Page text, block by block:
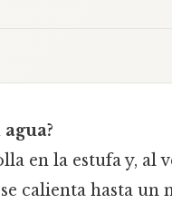
en la estufa y,
calienta hasta un